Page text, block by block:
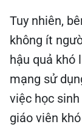
Tuy nhiên,
không ít
hậu quả khó
mạng sử
việc học
giáo viên